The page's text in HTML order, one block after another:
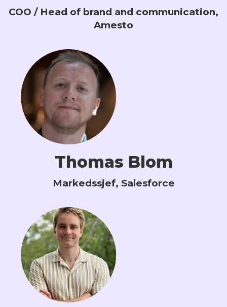
COO / Head of brand and communication,
Amesto
Thomas Blom
Markedssjef, Salesforce